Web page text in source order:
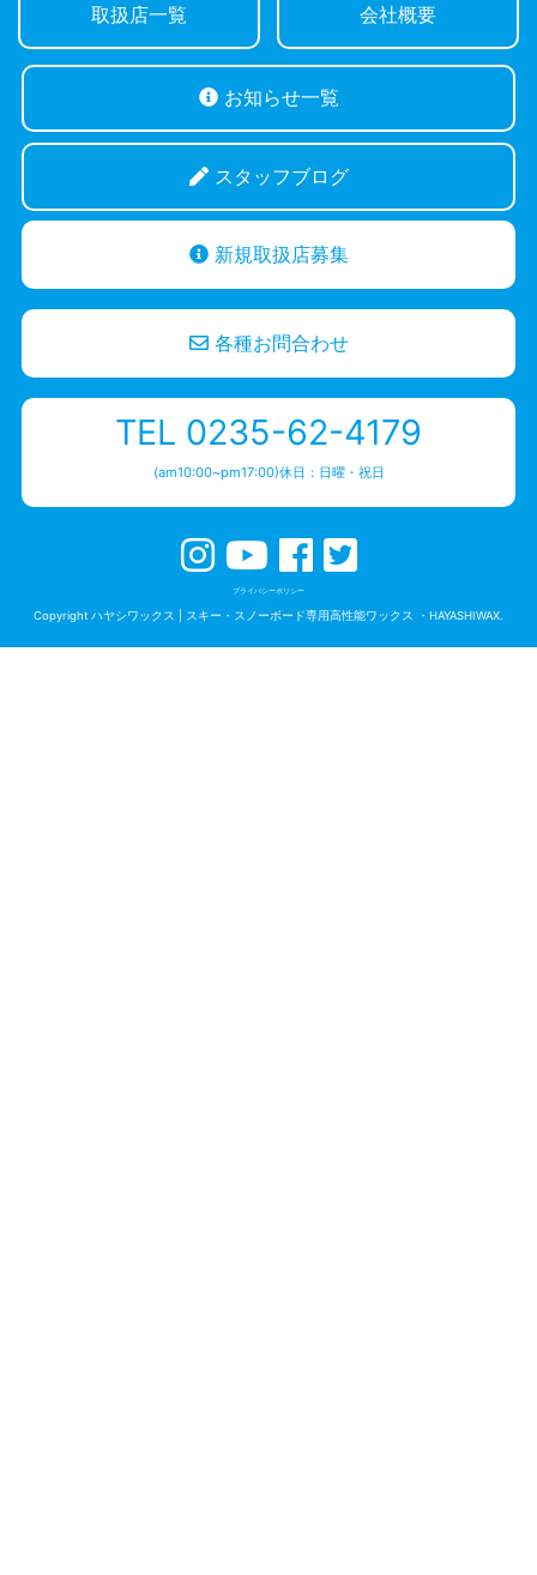
取扱店一覧 会社概要
お知らせ一覧
スタッフブログ
新規取扱店募集
各種お問合わせ
TEL 0235-62-4179
(am10:00~pm17:00)休日：日曜・祝日
プライバシーポリシー
Copyright ハヤシワックス | スキー・スノーボード専用高性能ワックス ・HAYASHIWAX.